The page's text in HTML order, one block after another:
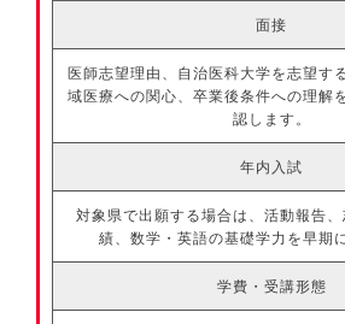
面接
医師志望理由、自治医科大学を志望す
域医療への関心、卒業後条件への理解
認します。
年内入試
対象県で出願する場合は、活動報告
績、数学・英語の基礎学力を早期
学費・受講形態